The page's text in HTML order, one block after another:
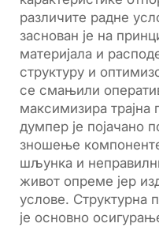
различите радне
заснован је на
материјала и
структуру и
се смањили
максимизира
думпер је појачано
зношење компоненте
шљунка и
живот опреме јер
услове. Структурна
је основно